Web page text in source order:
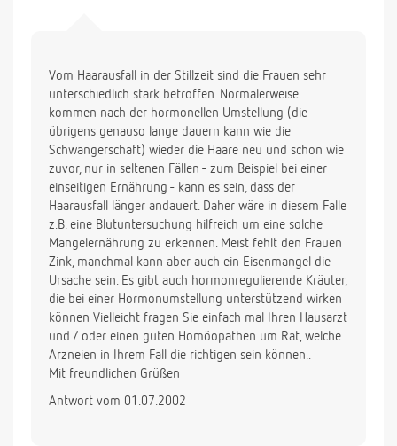
Vom Haarausfall in der Stillzeit sind die Frauen sehr
unterschiedlich stark betroffen. Normalerweise
kommen nach der hormonellen Umstellung (die
übrigens genauso lange dauern kann wie die
Schwangerschaft) wieder die Haare neu und schön wie
zuvor, nur in seltenen Fällen - zum Beispiel bei einer
einseitigen Ernährung - kann es sein, dass der
Haarausfall länger andauert. Daher wäre in diesem Falle
z.B. eine Blutuntersuchung hilfreich um eine solche
Mangelernährung zu erkennen. Meist fehlt den Frauen
Zink, manchmal kann aber auch ein Eisenmangel die
Ursache sein. Es gibt auch hormonregulierende Kräuter,
die bei einer Hormonumstellung unterstützend wirken
können Vielleicht fragen Sie einfach mal Ihren Hausarzt
und / oder einen guten Homöopathen um Rat, welche
Arzneien in Ihrem Fall die richtigen sein können..
Mit freundlichen Grüßen
Antwort vom 01.07.2002